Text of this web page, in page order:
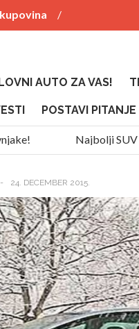
AUTO ZA VAS!
POSTAVI PITANJE
Najbolji SUV za
- 24. DECEMBER 2015.